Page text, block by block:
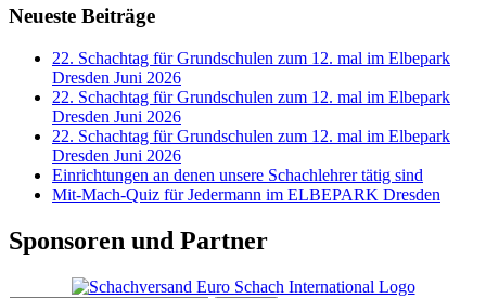
Neueste Beiträge
22. Schachtag für Grundschulen zum 12. mal im Elbepark
Dresden Juni 2026
22. Schachtag für Grundschulen zum 12. mal im Elbepark
Dresden Juni 2026
22. Schachtag für Grundschulen zum 12. mal im Elbepark
Dresden Juni 2026
Einrichtungen an denen unsere Schachlehrer tätig sind
Mit-Mach-Quiz für Jedermann im ELBEPARK Dresden
Sponsoren und Partner